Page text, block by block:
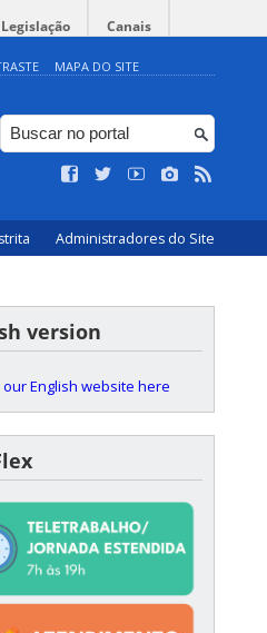
Legislação Canais
MAPA DO SITE
Administradores do Site
version
our English website here